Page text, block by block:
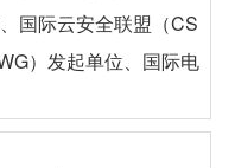
国际云安全联盟（CS
）发起单位、国际电